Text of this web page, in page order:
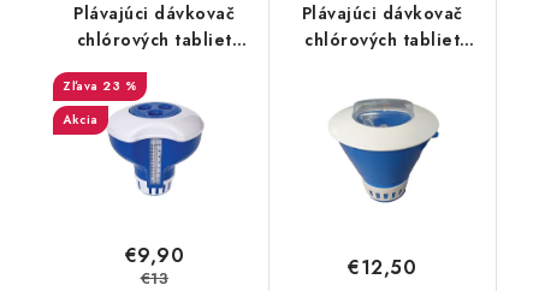
Plávajúci dávkovač
chlórových tabliet
veľký s teplomerom
23 %
Akcia
€9,90
€13
Plávajúci dávkovač
chlórových tabliet
€12,50